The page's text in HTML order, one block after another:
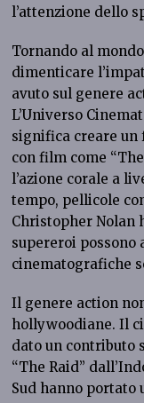
l’attenzione dello
Tornando al
dimenticare
avuto sul genere
L’Universo
significa creare un
con film come
l’azione corale a
tempo, pellicole
Christopher Nolan
supereroi possono
cinematografiche
Il genere action
hollywoodiane. Il
dato un contributo
“The Raid”
Sud hanno portato